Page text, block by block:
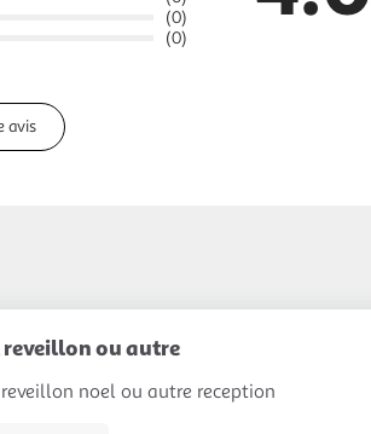
(0)
(0)
avis
reveillon ou autre
noel ou autre reception